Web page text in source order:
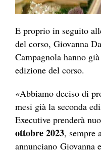
E proprio in seguito
del corso, Giovanna
Campagnola hanno
edizione del corso.
«Abbiamo deciso di
mesi già la seconda
Executive prenderà
ottobre 2023, sempre
annunciano Giovanna